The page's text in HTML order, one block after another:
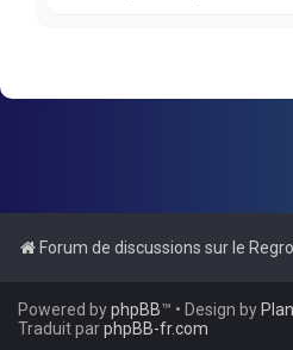
Forum de discussions sur le
Powered byphpBB™ • Design by
Traduit parphpBB-fr.com